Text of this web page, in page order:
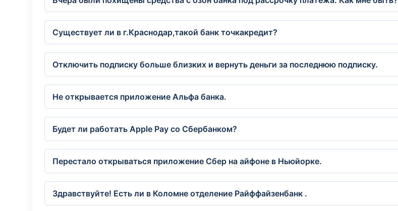
Существует ли в г.Краснодар,такой банк точкакредит?
Отключить подписку больше близких и вернуть деньги за последнюю подписку.
Не открывается приложение Альфа банка.
Будет ли работать Apple Pay со Сбербанком?
Перестало открываться приложение Сбер на айфоне в Ньюйорке.
Здравствуйте! Есть ли в Коломне отделение Райффайзенбанк .